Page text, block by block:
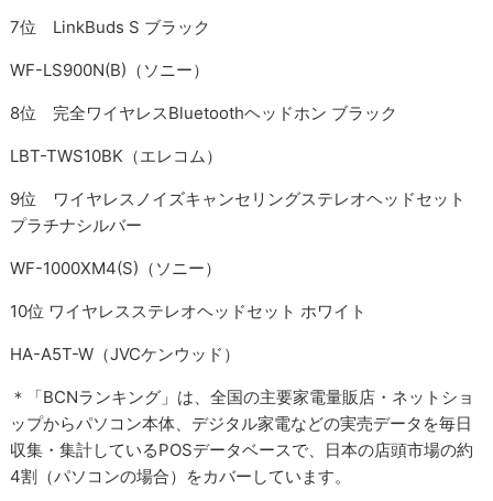
7位 LinkBuds S ブラック
WF-LS900N(B)（ソニー）
8位 完全ワイヤレスBluetoothヘッドホン ブラック
LBT-TWS10BK（エレコム）
9位 ワイヤレスノイズキャンセリングステレオヘッドセット
プラチナシルバー
WF-1000XM4(S)（ソニー）
10位 ワイヤレスステレオヘッドセット ホワイト
HA-A5T-W（JVCケンウッド）
＊「BCNランキング」は、全国の主要家電量販店・ネットショ
ップからパソコン本体、デジタル家電などの実売データを毎日
収集・集計しているPOSデータベースで、日本の店頭市場の約
4割（パソコンの場合）をカバーしています。